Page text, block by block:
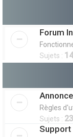
Forum
Sujets :
Règles
Sujets : 23
Support